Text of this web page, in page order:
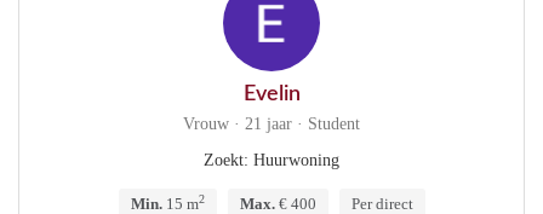
Evelin
Vrouw · 21 jaar · Student
Zoekt: Huurwoning
Min.15 m2 Max.€ 400 Per direct